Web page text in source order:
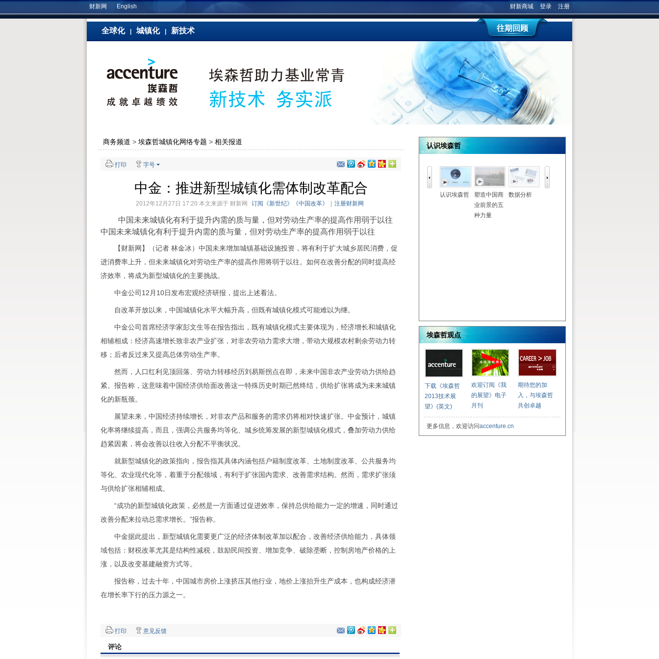
财新网 English 财新商城 登录 注册
全球化 城镇化 新技术 往期回顾
商务频道 > 埃森哲城镇化网络专题 > 相关报道
打印 字号
中金：推进新型城镇化需体制改革配合
2012年12月27日 17:20 本文来源于 财新网 订阅《新世纪》《中国改革》 注册财新网
中国未来城镇化有利于提升内需的质与量，但对劳动生产率的提高作用弱于以往
中国未来城镇化有利于提升内需的质与量，但对劳动生产率的提高作用弱于以往
【财新网】（记者 林金冰）中国未来增加城镇基础设施投资，将有利于扩大城乡居民消费，促
进消费率上升，但未来城镇化对劳动生产率的提高作用将弱于以往。如何在改善分配的同时提高经
济效率，将成为新型城镇化的主要挑战。
中金公司12月10日发布宏观经济研报，提出上述看法。
自改革开放以来，中国城镇化水平大幅升高，但既有城镇化模式可能难以为继。
中金公司首席经济学家彭文生等在报告指出，既有城镇化模式主要体现为，经济增长和城镇化
相辅相成：经济高速增长致非农产业扩张，对非农劳动力需求大增，带动大规模农村剩余劳动力转
移；后者反过来又提高总体劳动生产率。
然而，人口红利见顶回落、劳动力转移经历刘易斯拐点在即，未来中国非农产业劳动力供给趋
紧。报告称，这意味着中国经济供给面改善这一特殊历史时期已然终结，供给扩张将成为未来城镇
化的新瓶颈。
展望未来，中国经济持续增长，对非农产品和服务的需求仍将相对快速扩张。中金预计，城镇
化率将继续提高，而且，强调公共服务均等化、城乡统筹发展的新型城镇化模式，叠加劳动力供给
趋紧因素，将会改善以往收入分配不平衡状况。
就新型城镇化的政策指向，报告指其具体内涵包括户籍制度改革、土地制度改革、公共服务均
等化、农业现代化等，着重于分配领域，有利于扩张国内需求、改善需求结构。然而，需求扩张须
与供给扩张相辅相成。
“成功的新型城镇化政策，必然是一方面通过促进效率，保持总供给能力一定的增速，同时通过
改善分配来拉动总需求增长。”报告称。
中金据此提出，新型城镇化需要更广泛的经济体制改革加以配合，改善经济供给能力，具体领
域包括：财税改革尤其是结构性减税，鼓励民间投资、增加竞争、破除垄断，控制房地产价格的上
涨，以及改变基建融资方式等。
报告称，过去十年，中国城市房价上涨挤压其他行业，地价上涨抬升生产成本，也构成经济潜
在增长率下行的压力源之一。
打印 意见反馈
评论
认识埃森哲
认识埃森哲
塑造中国商
业前景的五
种力量
数据分析
埃森哲观点
下载《埃森哲
2013技术展
望》(英文)
欢迎订阅《我
的展望》电子
月刊
期待您的加
入，与埃森哲
共创卓越
更多信息，欢迎访问accenture.cn